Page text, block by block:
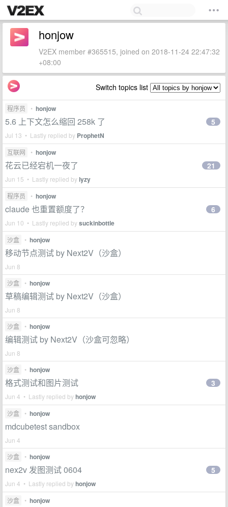
honjow
V2EX member #365515, joined on 2018-11-24 22:47:32
+08:00
Switch topics list
程序员 • honjow
5.6 上下文怎么缩回 258k 了
Jul 13 • Lastly replied by ProphetN
5
互联网 • honjow
花云已经宕机一夜了
Jun 15 • Lastly replied bylyzy
21
程序员 • honjow
claude 也重置额度了？
Jun 10 • Lastly replied bysuckinbottle
6
沙盒 • honjow
移动节点测试 by Next2V（沙盒）
Jun 8
沙盒
• honjow
草稿编辑测试 by Next2V（沙盒）
Jun 8
沙盒
• honjow
编辑测试 by Next2V（沙盒可忽略）
Jun 8
沙盒
• honjow
格式测试和图片测试
Jun 4 • Lastly replied byhonjow
3
沙盒 • honjow
mdcubetest sandbox
Jun 4
沙盒
• honjow
nex2v 发图测试 0604
Jun 4 • Lastly replied byhonjow
5
沙盒 • honjow